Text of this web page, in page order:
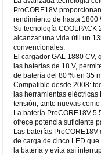
ProCORE18V
rendimiento de hasta 1800
Su tecnología COOLPACK
alcanzar una vida útil un
convencionales.
El cargador GAL 1880 CV,
las baterías de 18 V,
de batería del 80 % en 35
Compatible desde 2008:
las herramientas eléctricas
tensión, tanto nuevas como
La batería ProCORE18V
ofrece potencia suficiente
Las baterías
de carga de cinco LED
la batería y evita así